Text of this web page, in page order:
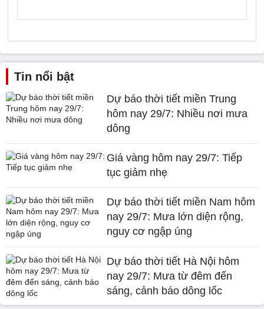
Tin nổi bật
Dự báo thời tiết miền Trung
hôm nay 29/7: Nhiều nơi mưa
dông
Giá vàng hôm nay 29/7: Tiếp
tục giảm nhẹ
Dự báo thời tiết miền Nam hôm
nay 29/7: Mưa lớn diện rộng,
nguy cơ ngập úng
Dự báo thời tiết Hà Nội hôm
nay 29/7: Mưa từ đêm đến
sáng, cảnh báo dông lốc